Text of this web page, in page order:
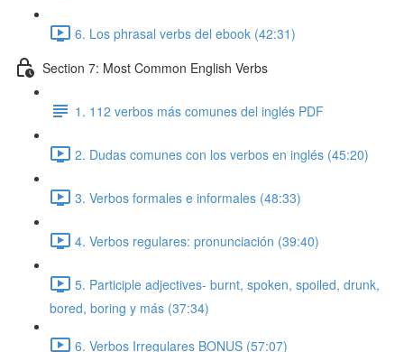
6. Los phrasal verbs del ebook (42:31)
Section 7: Most Common English Verbs
1. 112 verbos más comunes del inglés PDF
2. Dudas comunes con los verbos en inglés (45:20)
3. Verbos formales e informales (48:33)
4. Verbos regulares: pronunciación (39:40)
5. Participle adjectives- burnt, spoken, spoiled, drunk,
bored, boring y más (37:34)
6. Verbos Irregulares BONUS (57:07)